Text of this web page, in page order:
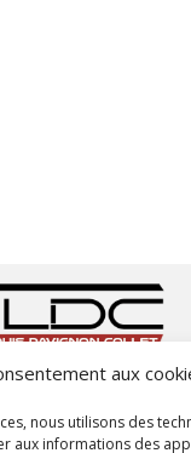
aux
nous utilisons des
aux informations des